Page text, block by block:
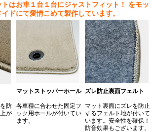
はお車１台１台にジャストフィット！
をモッ
ドにて愛情こめて製作しています。
防
が
マットストッパーホール
各車種に合わせた固定フ
ック用ホールが付いてい
ます。
ズレ防止裏面フェルト
マット裏面にズレを防止
するフェルト地が付いて
います。安全性を確保！
防音効果もございます。